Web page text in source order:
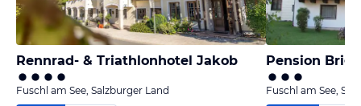
Rennrad- & Triathlonhotel Jakob
Fuschl am See, Salzburger Land
Pension
Fuschl am See,